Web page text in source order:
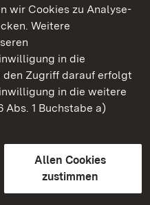
wir Cookies zu Analyse-
Weitere
in die
den Zugriff darauf erfolgt
in die weitere
1 Buchstabe a)
Allen Cookies
zustimmen
Baden-Württemberg